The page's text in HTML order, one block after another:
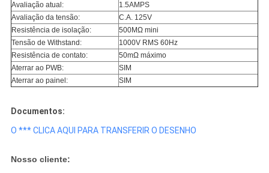
Avaliação atual:
1.5AMPS
Avaliação da tensão:
C.A. 125V
Resistência de isolação:
500MΩ mini
Tensão de Withstand:
1000V RMS 60Hz
Resistência de contato:
50mΩ máximo
Aterrar ao PWB:
SIM
Aterrar ao painel:
SIM
Documentos:
O *** CLICA AQUI PARA TRANSFERIR O DESENHO
Nosso cliente: